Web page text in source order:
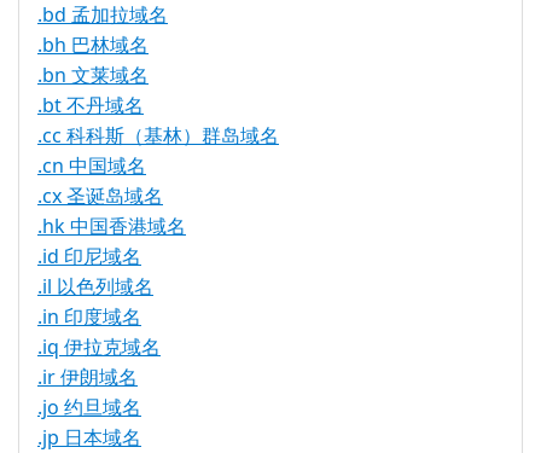
.bd 孟加拉域名
.bh 巴林域名
.bn 文莱域名
.bt 不丹域名
.cc 科科斯（基林）群岛域名
.cn 中国域名
.cx 圣诞岛域名
.hk 中国香港域名
.id 印尼域名
.il 以色列域名
.in 印度域名
.iq 伊拉克域名
.ir 伊朗域名
.jo 约旦域名
.jp 日本域名